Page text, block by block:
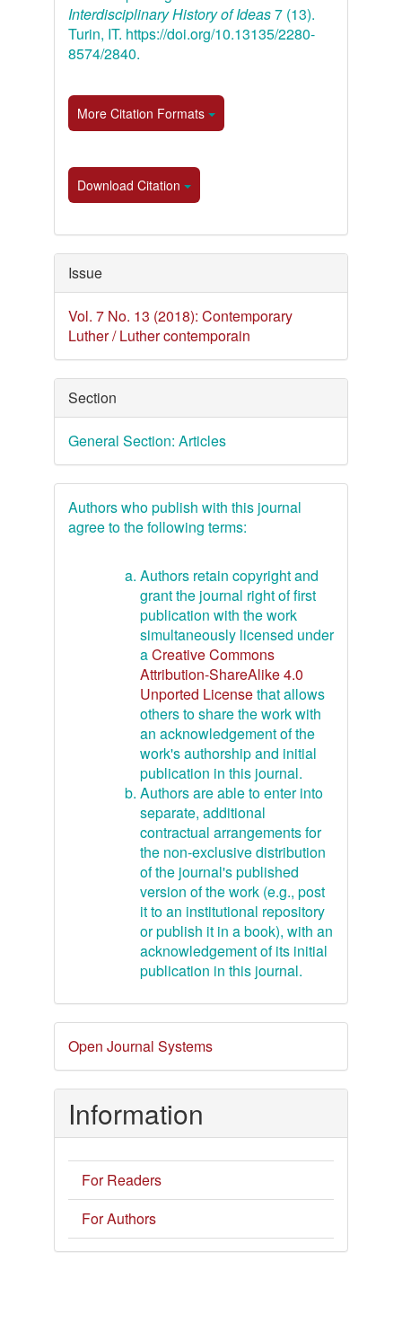
Interdisciplinary History of Ideas7 (13).
Turin, IT. https://doi.org/10.13135/2280-
8574/2840.
More Citation Formats
Download Citation
Issue
Vol. 7 No. 13 (2018): Contemporary
Luther / Luther contemporain
Section
General Section: Articles
Authors who publish with this journal
agree to the following terms:
Authors retain copyright and
grant the journal right of first
publication with the work
simultaneously licensed under
aCreative Commons
Attribution-ShareAlike 4.0
Unported Licensethat allows
others to share the work with
an acknowledgement of the
work's authorship and initial
publication in this journal.
Authors are able to enter into
separate, additional
contractual arrangements for
the non-exclusive distribution
of the journal's published
version of the work (e.g., post
it to an institutional repository
or publish it in a book), with an
acknowledgement of its initial
publication in this journal.
Developed
By
Open Journal Systems
Information
For Readers
For Authors